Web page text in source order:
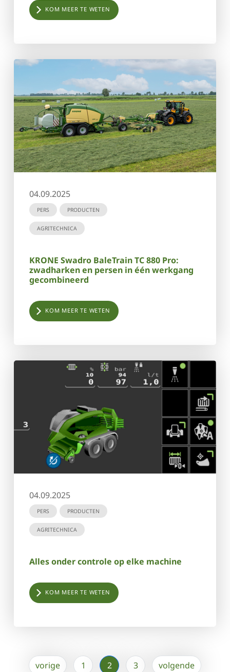
KOM MEER TE WETEN
04.09.2025
PERS PRODUCTEN
AGRITECHNICA
KRONE Swadro BaleTrain TC 880 Pro:
zwadharken en persen in één werkgang
gecombineerd
KOM MEER TE WETEN
04.09.2025
PERS PRODUCTEN
AGRITECHNICA
Alles onder controle op elke machine
KOM MEER TE WETEN
vorige 1 2 3 volgende